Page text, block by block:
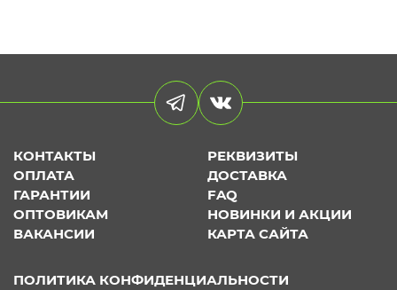
КОНТАКТЫ
РЕКВИЗИТЫ
ОПЛАТА
ДОСТАВКА
ГАРАНТИИ
FAQ
ОПТОВИКАМ
НОВИНКИ И АКЦИИ
ВАКАНСИИ
КАРТА САЙТА
ПОЛИТИКА КОНФИДЕНЦИАЛЬНОСТИ